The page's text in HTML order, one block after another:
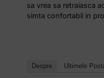
sa vrea sa retraiasca
simta confortabil in
Despre Ultimele